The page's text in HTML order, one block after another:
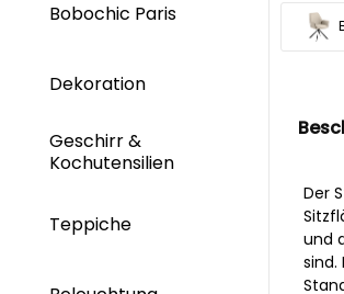
Bobochic Paris
Dekoration
Geschirr &
Kochutensilien
Teppiche
Der
und
sind.